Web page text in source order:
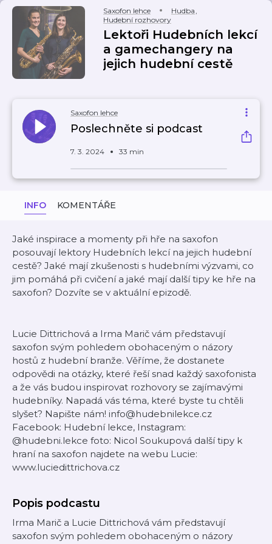
Saxofon lehce Hudba,
Hudební rozhovory
Lektoři Hudebních lekcí
a gamechangery na
jejich hudební cestě
Saxofon lehce
Poslechněte si podcast
7. 3. 2024 33 min
INFO KOMENTÁŘE
Jaké inspirace a momenty při hře na saxofon
posouvají lektory Hudebních lekcí na jejich hudební
cestě? Jaké mají zkušenosti s hudebními výzvami, co
jim pomáhá při cvičení a jaké mají další tipy ke hře na
saxofon? Dozvíte se v aktuální epizodě.
Lucie Dittrichová a Irma Marič vám představují
saxofon svým pohledem obohaceným o názory
hostů z hudební branže. Věříme, že dostanete
odpovědi na otázky, které řeší snad každý saxofonista
a že vás budou inspirovat rozhovory se zajímavými
hudebníky. Napadá vás téma, které byste tu chtěli
slyšet? Napište nám! info@hudebnilekce.cz
Facebook: Hudební lekce, Instagram:
@hudebni.lekce foto: Nicol Soukupová další tipy k
hraní na saxofon najdete na webu Lucie:
www.luciedittrichova.cz
Popis podcastu
Irma Marič a Lucie Dittrichová vám představují
saxofon svým pohledem obohaceným o názory